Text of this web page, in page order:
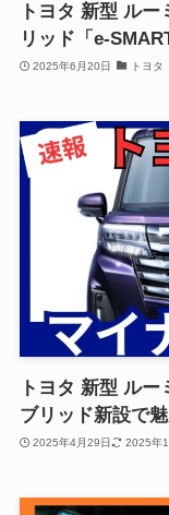
トヨタ 新型 ル
リッド「e-
2025年6月20日 トヨタ
トヨタ 新型 ル
ブリッド新設で
2025年4月29日 2025年